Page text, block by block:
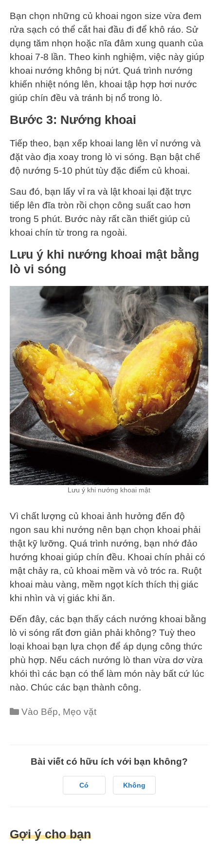
Bạn chọn những củ khoai ngon size vừa đem
rửa sạch có thể cắt hai đầu đi để khô ráo. Sử
dụng tăm nhọn hoặc nĩa đâm xung quanh của
khoai 7-8 lần. Theo kinh nghiệm, việc này giúp
khoai nướng không bị nứt. Quá trình nướng
khiến nhiệt nóng lên, khoai tập hợp hơi nước
giúp chín đều và tránh bị nổ trong lò.
Bước 3: Nướng khoai
Tiếp theo, bạn xếp khoai lang lên vỉ nướng và
đặt vào địa xoay trong lò vi sóng. Bạn bật chế
độ nướng 5-10 phút tùy đặc điểm củ khoai.
Sau đó, bạn lấy vỉ ra và lật khoai lại đặt trực
tiếp lên đĩa tròn rồi chọn công suất cao hơn
trong 5 phút. Bước này rất cần thiết giúp củ
khoai chín từ trong ra ngoài.
Lưu ý khi nướng khoai mật bằng
lò vi sóng
Lưu ý khi nướng khoai mật
Vì chất lượng củ khoai ảnh hưởng đến độ
ngon sau khi nướng nên bạn chọn khoai phải
thật kỹ lưỡng. Quá trình nướng, bạn nhớ đảo
hướng khoai giúp chín đều. Khoai chín phải có
mật chảy ra, củ khoai mềm và vỏ tróc ra. Ruột
khoai màu vàng, mềm ngọt kích thích thị giác
khi nhìn và vị giác khi ăn.
Đến đây, các bạn thấy cách nướng khoai bằng
lò vi sóng rất đơn giản phải không? Tuỳ theo
loại khoai bạn lựa chọn để áp dụng công thức
phù hợp. Nếu cách nướng lò than vừa dơ vừa
khói thì các bạn có thể làm món này bất cứ lúc
nào. Chúc các bạn thành công.
Categories
Vào Bếp, Mẹo vặt
Bài viết có hữu ích với bạn không?
Có Không
Gợi ý cho bạn